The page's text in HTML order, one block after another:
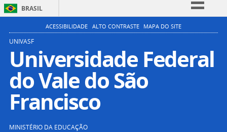
BRASIL
Simplifique!
Participe
Acesso à informação
Legislação
ACESSIBILIDADE ALTO CONTRASTE MAPA DO SITE
UNIVASF
Universidade Federal
do Vale do São
Francisco
MINISTÉRIO DA EDUCAÇÃO